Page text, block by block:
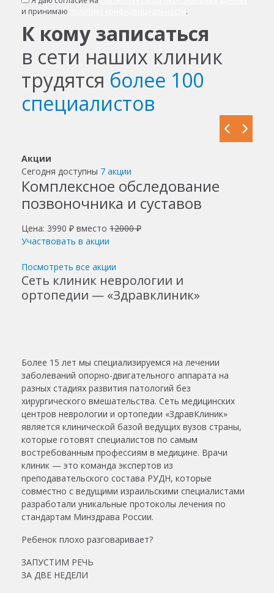
и принимаю
.
К кому записаться
в сети наших клиник
трудятся более 100
специалистов
Акции
Сегодня доступны 7 акции
Комплексное обследование
позвоночника и суставов
Цена: 3990 ₽ вместо 12000 ₽
Участвовать в акции
Посмотреть все акции
Сеть клиник неврологии и
ортопедии — «Здравклиник»
Более 15 лет мы специализируемся на лечении
заболеваний опорно-двигательного аппарата на
разных стадиях развития патологий без
хирургического вмешательства. Сеть медицинских
центров неврологии и ортопедии «ЗдравКлиник»
является клинической базой ведущих вузов страны,
которые готовят специалистов по самым
востребованным профессиям в медицине. Врачи
клиник — это команда экспертов из
преподавательского состава РУДН, которые
совместно с ведущими израильскими специалистами
разработали уникальные протоколы лечения по
стандартам Минздрава России.
Ребенок плохо разговаривает?
ЗАПУСТИМ РЕЧЬ
ЗА ДВЕ НЕДЕЛИ